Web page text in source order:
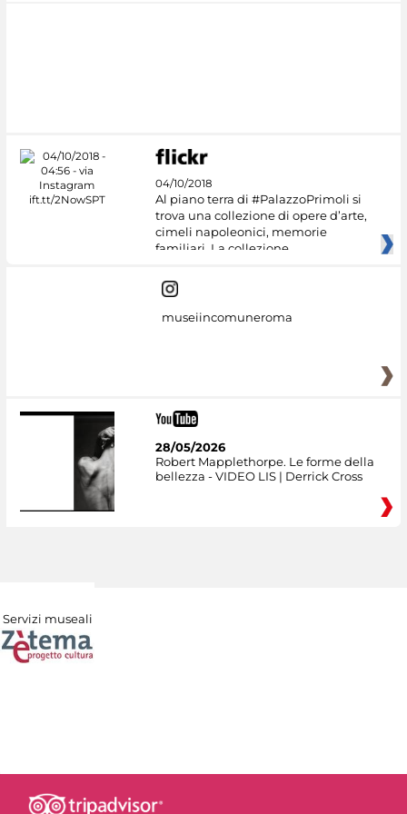
04/10/2018
Al piano terra di #PalazzoPrimoli si
trova una collezione di opere d’arte,
cimeli napoleonici, memorie
familiari. La collezione
museiincomuneroma
28/05/2026
Robert Mapplethorpe. Le forme della
bellezza - VIDEO LIS | Derrick Cross
Servizi museali